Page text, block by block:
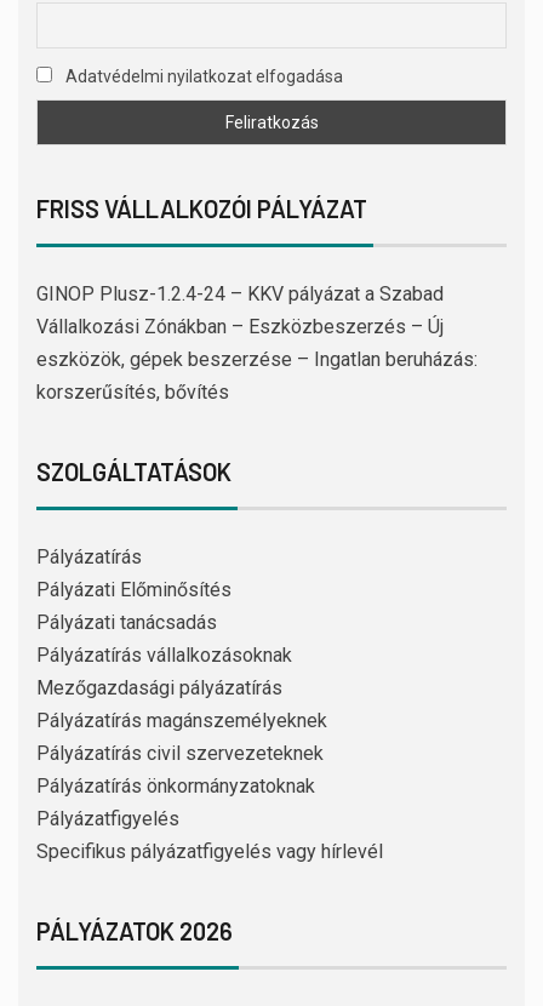
Adatvédelmi nyilatkozat elfogadása
FRISS VÁLLALKOZÓI PÁLYÁZAT
GINOP Plusz-1.2.4-24 – KKV pályázat a Szabad
Vállalkozási Zónákban – Eszközbeszerzés – Új
eszközök, gépek beszerzése – Ingatlan beruházás:
korszerűsítés, bővítés
SZOLGÁLTATÁSOK
Pályázatírás
Pályázati Előminősítés
Pályázati tanácsadás
Pályázatírás vállalkozásoknak
Mezőgazdasági pályázatírás
Pályázatírás magánszemélyeknek
Pályázatírás civil szervezeteknek
Pályázatírás önkormányzatoknak
Pályázatfigyelés
Specifikus pályázatfigyelés vagy hírlevél
PÁLYÁZATOK 2026